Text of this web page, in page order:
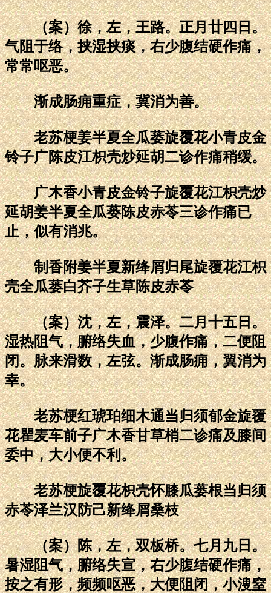
（案）徐，左，王路。正月廿四日。
气阻于络，挟湿挟痰，右少腹结硬作痛，
常常呕恶。
渐成肠痈重症，冀消为善。
老苏梗姜半夏全瓜蒌旋覆花小青皮金
铃子广陈皮江枳壳炒延胡二诊作痛稍缓。
广木香小青皮金铃子旋覆花江枳壳炒
延胡姜半夏全瓜蒌陈皮赤苓三诊作痛已
止，似有消兆。
制香附姜半夏新绛屑归尾旋覆花江枳
壳全瓜蒌白芥子生草陈皮赤苓
（案）沈，左，震泽。二月十五日。
湿热阻气，腑络失血，少腹作痛，二便阻
闭。脉来滑数，左弦。渐成肠痈，翼消为
幸。
老苏梗红琥珀细木通当归须郁金旋覆
花瞿麦车前子广木香甘草梢二诊痛及膝间
委中，大小便不利。
老苏梗旋覆花枳壳怀膝瓜蒌根当归须
赤苓泽兰汉防己新绛屑桑枝
（案）陈，左，双板桥。七月九日。
暑湿阻气，腑络失宣，右少腹结硬作痛，
按之有形，频频呕恶，大便阻闭，小溲窒